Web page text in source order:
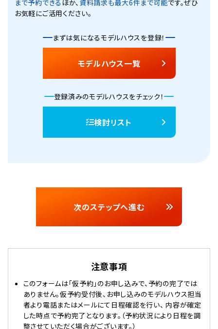
まで予約できる ほか、 資料請求も最大6件まで可能です。ぜひ
お気軽にご活用ください。
まずは気になるモデルハウスを登録！
モデルハウス一覧
登録済みのモデルハウスをチェック！
検討リスト
次のステップへ進む
注意事項
このフォームは「仮予約」のお申し込みで、予約の完了では
ありません。仮予約受付後、お申し込みのモデルハウス担当
者より電話またはメールにて日程確認を行い、 内容が確定
した時点で予約完了となります。（予約状況により日程を調
整させていただく場合がございます。）